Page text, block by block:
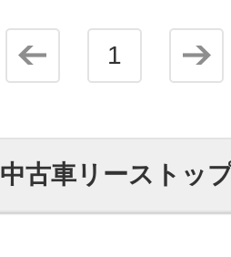
1
中古車リーストッ